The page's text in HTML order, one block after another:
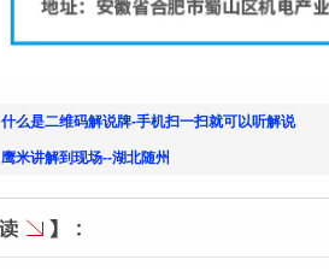
什么是二维码解说牌-手机扫一扫就可以听解说
鹰米讲解到现场--湖北随州